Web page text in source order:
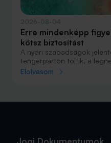
Erre mindenképp
kötsz biztosítást
A nyári szabadságok
tengerparton töltik, a
Horvátország,
sokszor az utolsó
Elolvasom